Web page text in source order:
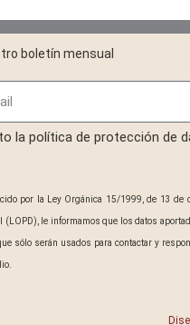
boletín mensual
la política de protección de
por la Ley Orgánica 15/1999, de 13 de
(LOPD), le informamos que los datos
sólo serán usados para contactar y